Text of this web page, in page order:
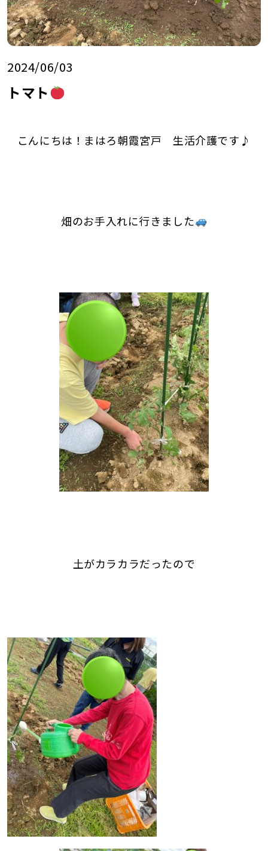
2024/06/03
トマト
こんにちは！まはろ朝霞宮戸 生活介護です♪
畑のお手入れに行きました
土がカラカラだったので